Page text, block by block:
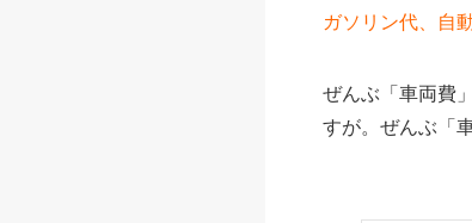
ガソリン代、自
ぜんぶ「車両費
すが。ぜんぶ「